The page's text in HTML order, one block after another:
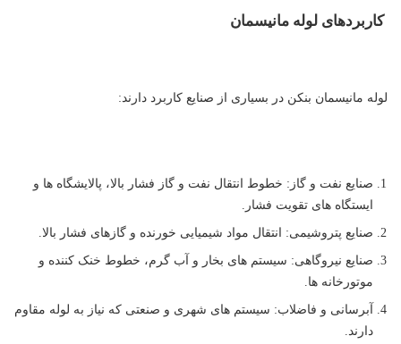
کاربردهای لوله مانیسمان
لوله مانیسمان بنکن در بسیاری از صنایع کاربرد دارند:
صنایع نفت و گاز: خطوط انتقال نفت و گاز فشار بالا، پالایشگاه ها و
ایستگاه های تقویت فشار.
صنایع پتروشیمی: انتقال مواد شیمیایی خورنده و گازهای فشار بالا.
صنایع نیروگاهی: سیستم های بخار و آب گرم، خطوط خنک کننده و
موتورخانه ها.
آبرسانی و فاضلاب: سیستم های شهری و صنعتی که نیاز به لوله مقاوم
دارند.